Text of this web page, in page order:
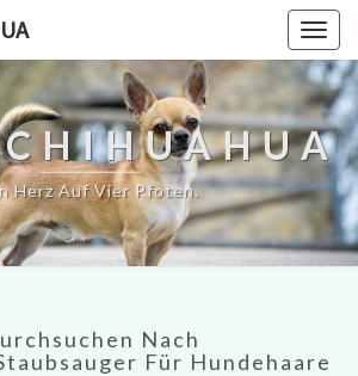
Herz Auf Vier Pfoten.
Nach
Für Hundehaare